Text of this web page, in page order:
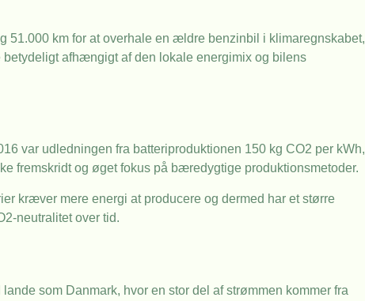
51.000 km for at overhale en ældre benzinbil i klimaregnskabet,
afhængigt af den lokale energimix og bilens
var udledningen fra batteriproduktionen 150 kg CO2 per kWh,
fremskridt og øget fokus på bæredygtige produktionsmetoder.
kræver mere energi at producere og dermed har et større
neutralitet over tid.
som Danmark, hvor en stor del af strømmen kommer fra